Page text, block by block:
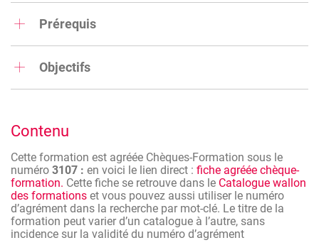
communication digitale au sein d’une TPE/PME, employés,
etc.
Prérequis
Objectifs
et bien structurée, rapidement grâce à l’IA.
Présenter de manière convaincante les slides
créés, en s’entrainant avec l’IA.
Contenu
Cette formation est agréée Chèques-Formation sous le
numéro 3107 : en voici le lien direct : fiche agréée chèque-
formation. Cette fiche se retrouve dans le Catalogue wallon
des formations et vous pouvez aussi utiliser le numéro
d’agrément dans la recherche par mot-clé. Le titre de la
formation peut varier d’un catalogue à l’autre, sans
incidence sur la validité du numéro d’agrément